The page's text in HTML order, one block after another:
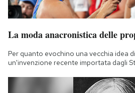
La moda anacronistica delle
Per quanto evochino una vecchia idea
un'invenzione recente importata dagli